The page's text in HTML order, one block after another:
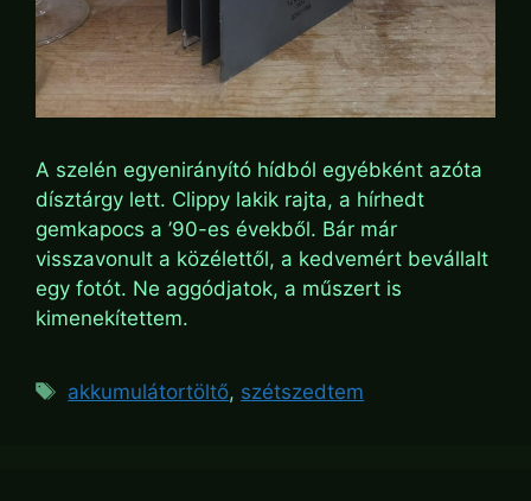
A szelén egyenirányító hídból egyébként azóta
dísztárgy lett. Clippy lakik rajta, a hírhedt
gemkapocs a ’90-es évekből. Bár már
visszavonult a közélettől, a kedvemért bevállalt
egy fotót. Ne aggódjatok, a műszert is
kimenekítettem.
Tags
akkumulátortöltő, szétszedtem